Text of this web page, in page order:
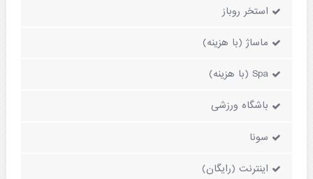
استخر روباز
ماساژ (با هزینه)
Spa (با هزینه)
باشگاه ورزشی
سونا
اینترنت (رایگان)